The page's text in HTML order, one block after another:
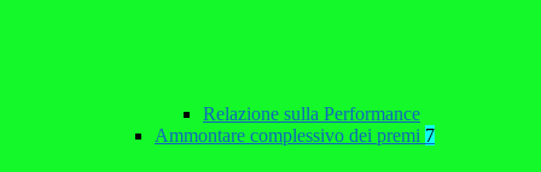
Relazione sulla Performance
Ammontare complessivo dei premi 7